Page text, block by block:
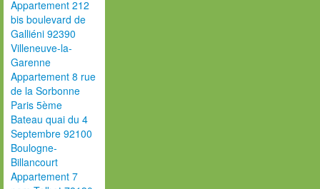
Appartement 212
bis boulevard de
Galliéni 92390
Villeneuve-la-
Garenne
Appartement 8 rue
de la Sorbonne
Paris 5ème
Bateau quai du 4
Septembre 92100
Boulogne-
Billancourt
Appartement 7